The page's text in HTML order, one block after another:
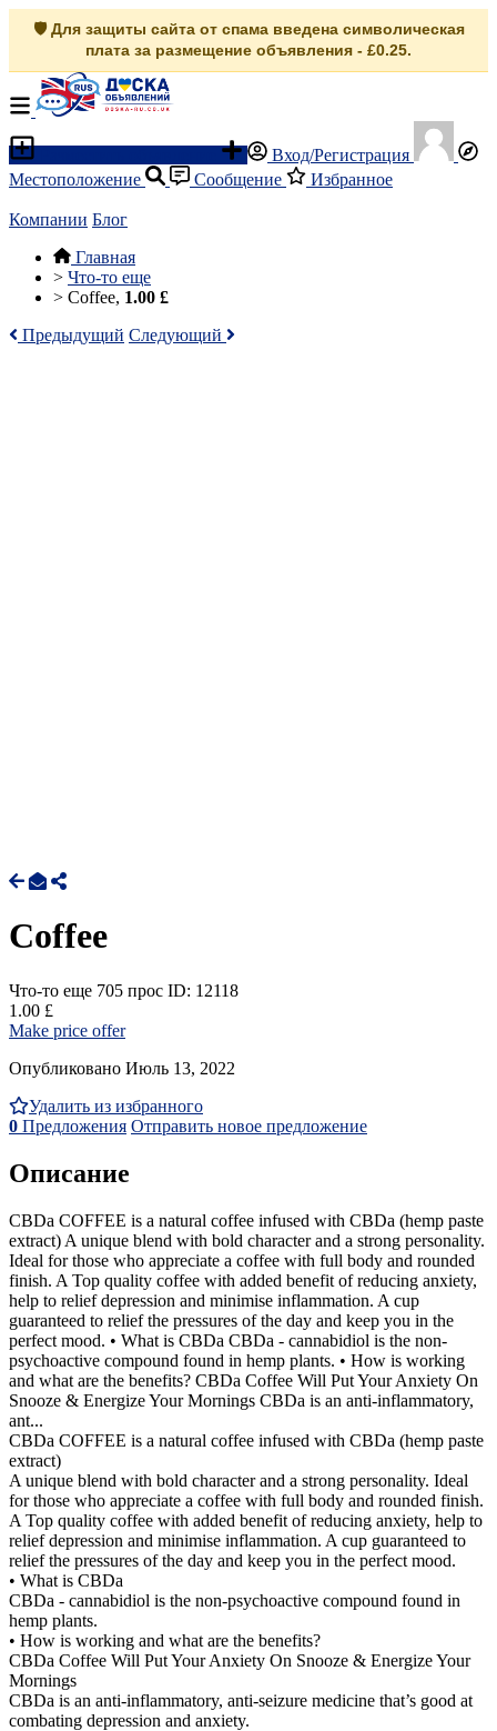
🛡️ Для защиты сайта от спама введена символическая
плата за размещение объявления - £0.25.
Вход/Регистрация
Местоположение
Сообщение Избранное
Компании Блог
Главная
> Что-то еще
> Coffee, 1.00 £
Предыдущий Следующий
Coffee
Что-то еще 705 прос ID: 12118
1.00 £
Make price offer
Опубликовано Июль 13, 2022
Удалить из избранного
0 Предложения Отправить новое предложение
Описание
CBDa COFFEE is a natural coffee infused with CBDa (hemp paste
extract) A unique blend with bold character and a strong personality.
Ideal for those who appreciate a coffee with full body and rounded
finish. A Top quality coffee with added benefit of reducing anxiety,
help to relief depression and minimise inflammation. A cup
guaranteed to relief the pressures of the day and keep you in the
perfect mood. • What is CBDa CBDa - cannabidiol is the non-
psychoactive compound found in hemp plants. • How is working
and what are the benefits? CBDa Coffee Will Put Your Anxiety On
Snooze & Energize Your Mornings CBDa is an anti-inflammatory,
ant...
CBDa COFFEE is a natural coffee infused with CBDa (hemp paste
extract)
A unique blend with bold character and a strong personality. Ideal
for those who appreciate a coffee with full body and rounded finish.
A Top quality coffee with added benefit of reducing anxiety, help to
relief depression and minimise inflammation. A cup guaranteed to
relief the pressures of the day and keep you in the perfect mood.
• What is CBDa
CBDa - cannabidiol is the non-psychoactive compound found in
hemp plants.
• How is working and what are the benefits?
CBDa Coffee Will Put Your Anxiety On Snooze & Energize Your
Mornings
CBDa is an anti-inflammatory, anti-seizure medicine that’s good at
combating depression and anxiety.